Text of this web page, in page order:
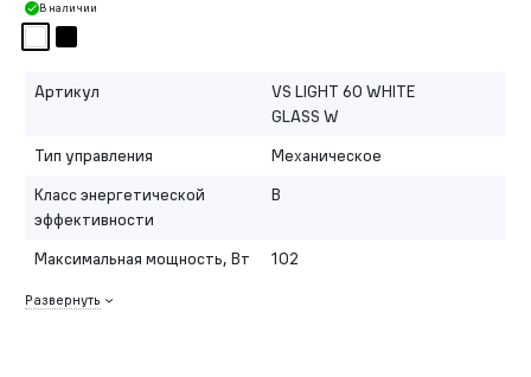
В наличии
Артикул
VS LIGHT 60 WHITE
GLASS W
Тип управления
Механическое
Класс энергетической
эффективности
B
Максимальная мощность, Вт 102
Развернуть